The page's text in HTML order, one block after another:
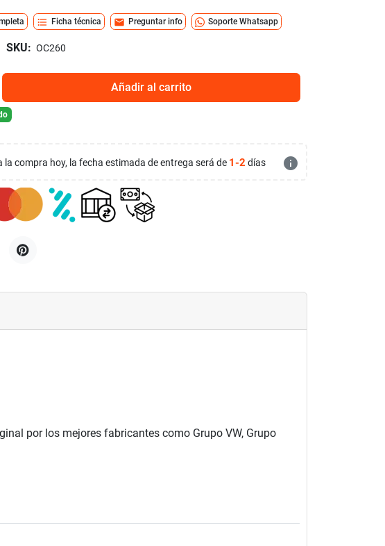
format_list_bulleted Ficha técnica mail Preguntar info Soporte Whatsapp
SKU: OC260
Añadir al carrito
la compra hoy, la fecha estimada de entrega será de 1-2 días info
por los mejores fabricantes como Grupo VW, Grupo